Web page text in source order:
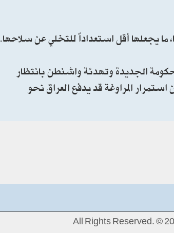
ما يجعلها أقل استعداداً للتخلي عن سلاحها.
الجديدة وتهدئة واشنطن بانتظار
المراوغة قد يدفع العراق نحو
All Rights Reserved. ©